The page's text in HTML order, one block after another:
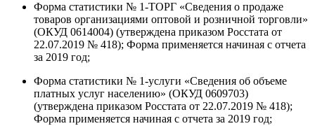
Форма статистики № 1-ТОРГ «Сведения о продаже
товаров организациями оптовой и розничной торговли»
(ОКУД 0614004) (утверждена приказом Росстата от
22.07.2019 № 418); Форма применяется начиная с отчета
за 2019 год;
Форма статистики № 1-услуги «Сведения об объеме
платных услуг населению» (ОКУД 0609703)
(утверждена приказом Росстата от 22.07.2019 № 418);
Форма применяется начиная с отчета за 2019 год;